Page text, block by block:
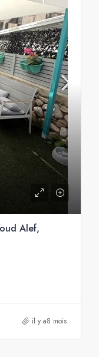
Alef,
il y a8 mois